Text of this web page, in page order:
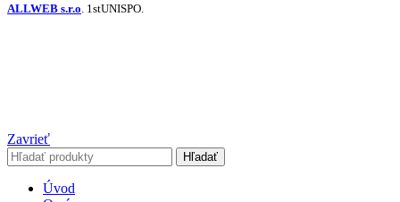
ALLWEB s.r.o . 1stUNISPO.
Zavrieť
Hľadať
Úvod